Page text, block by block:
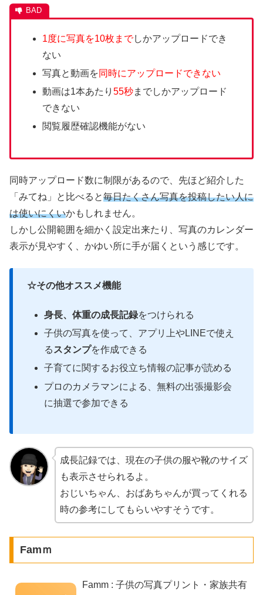
1度に写真を10枚までしかアップロードでき
ない
写真と動画を同時にアップロードできない
動画は1本あたり55秒までしかアップロード
できない
閲覧履歴確認機能がない
同時アップロード数に制限があるので、先ほど紹介した
「みてね」と比べると毎日たくさん写真を投稿したい人に
は使いにくいかもしれません。
しかし公開範囲を細かく設定出来たり、写真のカレンダー
表示が見やすく、かゆい所に手が届くという感じです。
☆その他オススメ機能
身長、体重の成長記録をつけられる
子供の写真を使って、アプリ上やLINEで使え
る スタンプを作成できる
子育てに関するお役立ち情報の記事が読める
プロのカメラマンによる、無料の出張撮影会
に抽選で参加できる
成長記録では、現在の子供の服や靴のサイズ
も表示させられるよ。
おじいちゃん、おばあちゃんが買ってくれる
時の参考にしてもらいやすそうです。
Famｍ
Famm : 子供の写真プリント・家族共有